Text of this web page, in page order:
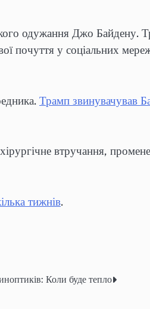
одужання Джо Байдену.
почуття у соціальних
Трамп звинувачував
втручання,
тижнів.
Коли буде тепло